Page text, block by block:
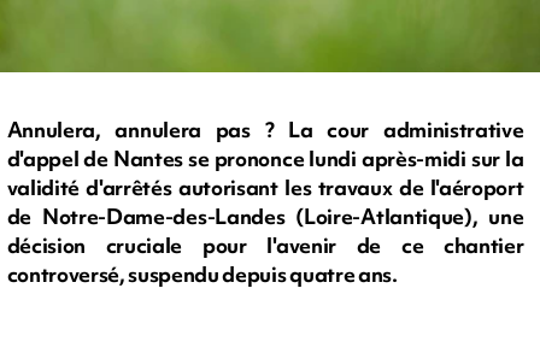
Annulera, annulera pas ? La cour administrative
d'appel de Nantes se prononce lundi après-midi sur la
validité d'arrêtés autorisant les travaux de l'aéroport
de Notre-Dame-des-Landes (Loire-Atlantique), une
décision cruciale pour l'avenir de ce chantier
controversé, suspendu depuis quatre ans.